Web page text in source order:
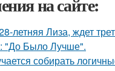
на сайте:
летняя Лиза, ждет
"До Было Лучше".
собирать